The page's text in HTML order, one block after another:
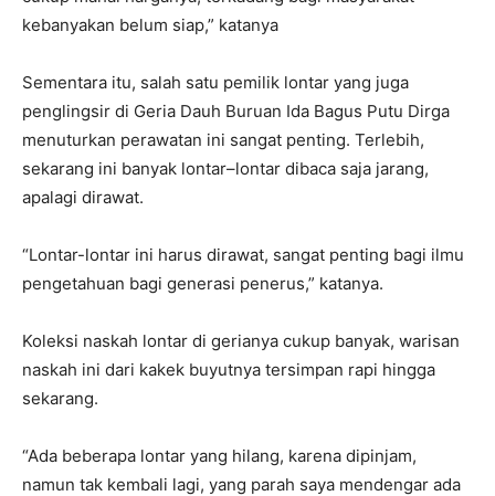
kebanyakan belum siap,” katanya
Sementara itu, salah satu pemilik lontar yang juga
penglingsir di Geria Dauh Buruan Ida Bagus Putu Dirga
menuturkan perawatan ini sangat penting. Terlebih,
sekarang ini banyak lontar–lontar dibaca saja jarang,
apalagi dirawat.
“Lontar-lontar ini harus dirawat, sangat penting bagi ilmu
pengetahuan bagi generasi penerus,” katanya.
Koleksi naskah lontar di gerianya cukup banyak, warisan
naskah ini dari kakek buyutnya tersimpan rapi hingga
sekarang.
“Ada beberapa lontar yang hilang, karena dipinjam,
namun tak kembali lagi, yang parah saya mendengar ada